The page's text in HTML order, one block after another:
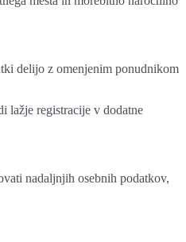
delijo z omenjenim ponudnikom
lažje registracije v dodatne
nadaljnjih osebnih podatkov,